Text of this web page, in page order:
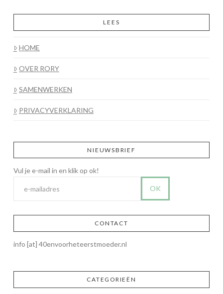
LEES
HOME
OVER RORY
SAMENWERKEN
PRIVACYVERKLARING
NIEUWSBRIEF
CONTACT
info [at] 40envoorheteerstmoeder.nl
CATEGORIEËN